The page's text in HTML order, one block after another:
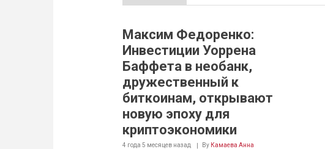
Максим Федоренко:
Инвестиции Уоррена
Баффета в необанк,
дружественный к
биткоинам, открывают
новую эпоху для
криптоэкономики
4 года 5 месяцевназад By Камаева Анна